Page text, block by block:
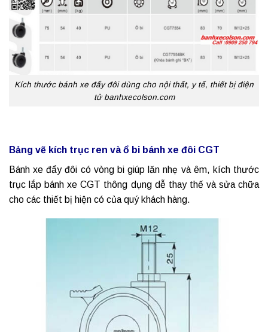
Kích thước bánh xe đẩy đôi dùng cho nội thất, y tế, thiết bị điện
tử banhxecolson.com
Bảng vẽ kích trục ren và ổ bi bánh xe đôi CGT
Bánh xe đẩy đôi có vòng bi giúp lăn nhẹ và êm, kích thước
trục lắp bánh xe CGT thông dụng dễ thay thế và sửa chữa
cho các thiết bị hiện có của quý khách hàng.